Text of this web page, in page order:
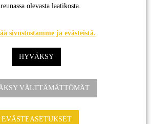
Amputaation
eteenpäin
klo 8.15-9.15. Saamme mukaan
Amputaation jälkeen yhteistyöllä
protetisaation suunnitteluun ja
kertovat protetisaatioista vastaava
ja apuvälineasiantuntija
toimivia käytäntöjä
olevasta laatikosta.
sivustostamme ja evästeistä.
HYVÄKSY
VÄLTTÄMÄTTÖMÄT
EVÄSTEASETUKSET